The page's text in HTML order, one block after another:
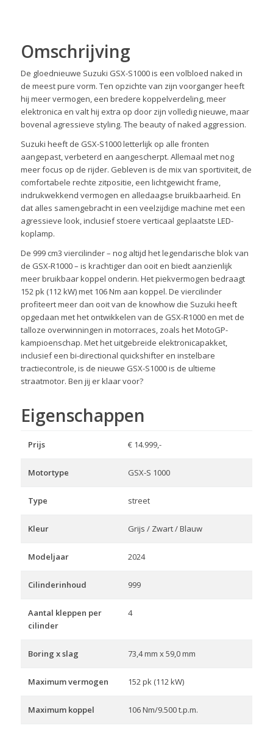
Omschrijving
De gloednieuwe Suzuki GSX-S1000 is een volbloed naked in
de meest pure vorm. Ten opzichte van zijn voorganger heeft
hij meer vermogen, een bredere koppelverdeling, meer
elektronica en valt hij extra op door zijn volledig nieuwe, maar
bovenal agressieve styling. The beauty of naked aggression.
Suzuki heeft de GSX-S1000 letterlijk op alle fronten
aangepast, verbeterd en aangescherpt. Allemaal met nog
meer focus op de rijder. Gebleven is de mix van sportiviteit, de
comfortabele rechte zitpositie, een lichtgewicht frame,
indrukwekkend vermogen en alledaagse bruikbaarheid. En
dat alles samengebracht in een veelzijdige machine met een
agressieve look, inclusief stoere verticaal geplaatste LED-
koplamp.
De 999 cm3 viercilinder – nog altijd het legendarische blok van
de GSX-R1000 – is krachtiger dan ooit en biedt aanzienlijk
meer bruikbaar koppel onderin. Het piekvermogen bedraagt
152 pk (112 kW) met 106 Nm aan koppel. De viercilinder
profiteert meer dan ooit van de knowhow die Suzuki heeft
opgedaan met het ontwikkelen van de GSX-R1000 en met de
talloze overwinningen in motorraces, zoals het MotoGP-
kampioenschap. Met het uitgebreide elektronicapakket,
inclusief een bi-directional quickshifter en instelbare
tractiecontrole, is de nieuwe GSX-S1000 is de ultieme
straatmotor. Ben jij er klaar voor?
Eigenschappen
Prijs € 14.999,-
Motortype GSX-S 1000
Type street
Kleur Grijs / Zwart / Blauw
Modeljaar 2024
Cilinderinhoud 999
Aantal kleppen per
cilinder
4
Boring x slag 73,4 mm x 59,0 mm
Maximum vermogen 152 pk (112 kW)
Maximum koppel 106 Nm/9.500 t.p.m.